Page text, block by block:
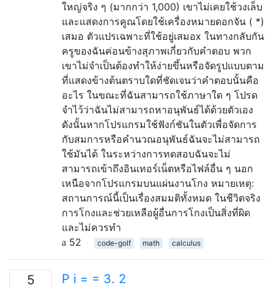
ใหญ่จริง ๆ (มากกว่า 1,000) เขาไม่เคยใช้วงเล็บ
และแสดงการคูณโดยใช้เครื่องหมายดอกจัน ( *)
เสมอ ตัวแปรเฉพาะที่ใช้อยู่เสมอx ในทางกลับกัน
ครูของฉันค่อนข้างสุภาพเกี่ยวกับคำตอบ พวก
เขาไม่จำเป็นต้องทำให้ง่ายขึ้นหรือจัดรูปแบบตาม
ที่แสดงข้างต้นตราบใดที่ชัดเจนว่าคำตอบนั้นคือ
อะไร ในขณะที่ฉันสามารถใช้ภาษาใด ๆ โปรด
จำไว้ว่าฉันไม่สามารถหาอนุพันธ์ได้ด้วยตัวเอง
ดังนั้นหากโปรแกรมใช้ฟังก์ชันในตัวเพื่อจัดการ
กับสมการหรือคำนวณอนุพันธ์ฉันจะไม่สามารถ
ใช้มันได้ ในระหว่างการทดสอบฉันจะไม่
สามารถเข้าถึงอินเทอร์เน็ตหรือไฟล์อื่น ๆ นอก
เหนือจากโปรแกรมบนแผ่นงานโกง หมายเหตุ:
สถานการณ์นี้เป็นเรื่องสมมติทั้งหมด ในชีวิตจริง
การโกงและช่วยเหลือผู้อื่นการโกงเป็นสิ่งที่ผิด
และไม่ควรทำ
52
code-golf math calculus
5 P i = = 3. 2